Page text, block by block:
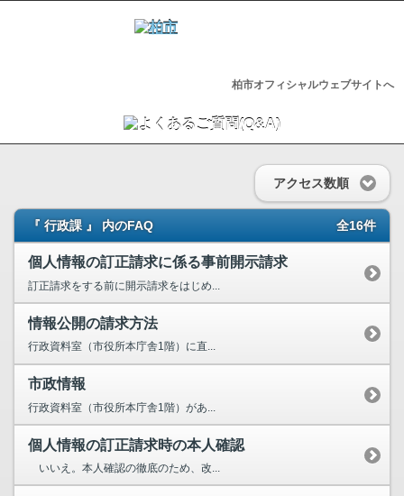
柏市オフィシャルウェブサイトへ
アクセス数順
『 行政課 』 内のFAQ 全16件
個人情報の訂正請求に係る事前開示請求
訂正請求をする前に開示請求をはじめ...
情報公開の請求方法
行政資料室（市役所本庁舎1階）に直...
市政情報
行政資料室（市役所本庁舎1階）があ...
個人情報の訂正請求時の本人確認
いいえ。本人確認の徹底のため、改...